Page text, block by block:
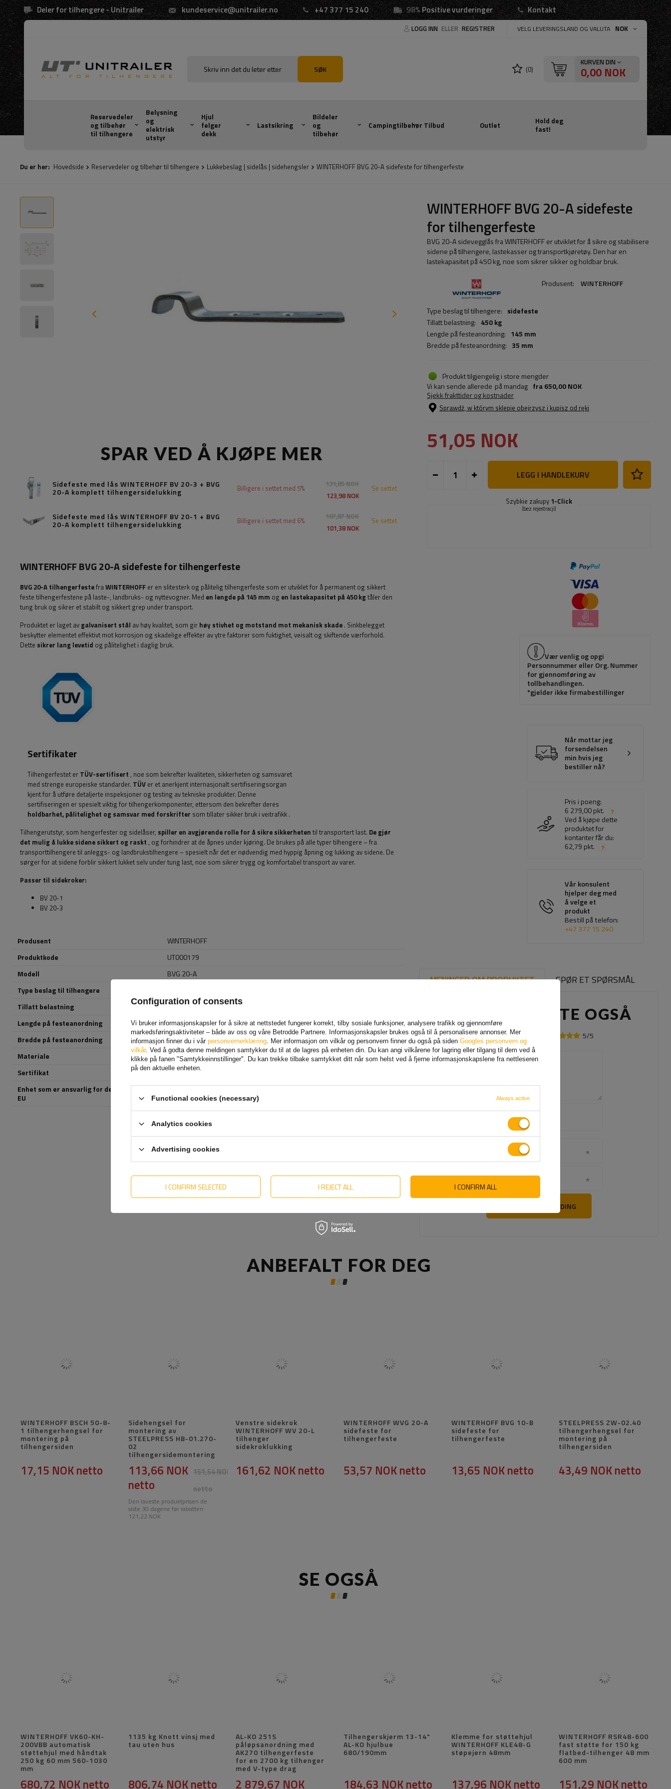
Deler for tilhengere - Unitrailer kundeservice@unitrailer.no +47 377 15 240 98%Positive vurderinger Kontakt
LOGG INN ELLER REGISTRER VELG LEVERINGSLAND OG VALUTA NOK
SØK (0)
KURVEN DIN
0,00 NOK
Reservedeler
og tilbehør
til tilhengere
Belysning
og
elektrisk
utstyr
Hjul
felger
dekk
Lastsikring
Bildeler
og
tilbehør
Campingtilbehør Tilbud Outlet
Hold deg
fast!
Du er her: Hovedside Reservedeler og tilbehør til tilhengere Lukkebeslag | sidelås | sidehengsler WINTERHOFF BVG 20-A sidefeste for tilhengerfeste
WINTERHOFF BVG 20-A sidefeste
for tilhengerfeste
BVG 20-A sidevegglås fra WINTERHOFF er utviklet for å sikre og stabilisere
sidene på tilhengere, lastekasser og transportkjøretøy. Den har en
lastekapasitet på 450 kg, noe som sikrer sikker og holdbar bruk.
Produsent: WINTERHOFF
Type beslag til tilhengere: sidefeste
Tillatt belastning: 450 kg
Lengde på festeanordning: 145 mm
Bredde på festeanordning: 35 mm
Produkt tilgjengelig i store mengder
Vi kan sende allerede på mandag fra650,00 NOK
Sjekk frakttider og kostnader
Sprawdź, w którym sklepie obejrzysz i kupisz od ręki
51,05 NOK
LEGG I HANDLEKURV
Szybkie zakupy 1-Click
(bez rejestracji)
Vær venlig og opgi
Personnummer eller Org. Nummer
for gjennomføring av
tollbehandlingen.
*gjelder ikke firmabestillinger
Når mottar jeg
forsendelsen
min hvis jeg
bestiller nå?
Pris i poeng:
6 279,00 pkt.
Ved å kjøpe dette
produktet for
kontanter får du:
62,79 pkt.
Vår konsulent
hjelper deg med
å velge et
produkt
Bestill på telefon:
+47 377 15 240
MENINGER OM PRODUKTET SPØR ET SPØRSMÅL
ANDRE KJØPTE OGSÅ
Din mening: 5/5
Innholdet i din mening
produktbilde:
Navnet ditt
Din epost
SEND TILBAKEMELDING
SPAR VED Å KJØPE MER
Sidefeste med lås WINTERHOFF BV 20-3 + BVG
20-A komplett tilhengersidelukking
131,85 NOK
123,98 NOK
Billigere i settet med 5% Se settet
Sidefeste med lås WINTERHOFF BV 20-1 + BVG
20-A komplett tilhengersidelukking
107,87 NOK
101,38 NOK
Billigere i settet med 6% Se settet
WINTERHOFF BVG 20-A sidefeste for tilhengerfeste
BVG 20-A tilhengerfestefraWINTERHOFF er en slitesterk og pålitelig tilhengerfeste som er utviklet for å permanent og sikkert
feste tilhengerfestene på laste-, landbruks- og nyttevogner. Med en lengde på 145 mm og en lastekapasitet på 450 kg tåler den
tung bruk og sikrer et stabilt og sikkert grep under transport.
Produktet er laget av galvanisert stål av høy kvalitet, som gir høy stivhet og motstand mot mekanisk skade . Sinkbelegget
beskytter elementet effektivt mot korrosjon og skadelige effekter av ytre faktorer som fuktighet, veisalt og skiftende værforhold.
Dette sikrer lang levetid og pålitelighet i daglig bruk.
Sertifikater
Tilhengerfestet er TÜV-sertifisert , noe som bekrefter kvaliteten, sikkerheten og samsvaret
med strenge europeiske standarder. TÜV er et anerkjent internasjonalt sertifiseringsorgan
kjent for å utføre detaljerte inspeksjoner og testing av tekniske produkter. Denne
sertifiseringen er spesielt viktig for tilhengerkomponenter, ettersom den bekrefter deres
holdbarhet, pålitelighet og samsvar med forskrifter som tillater sikker bruk i veitrafikk .
Tilhengerutstyr, som hengerfester og sidelåser, spiller en avgjørende rolle for å sikre sikkerheten til transportert last. De gjør
det mulig å lukke sidene sikkert og raskt , og forhindrer at de åpnes under kjøring. De brukes på alle typer tilhengere – fra
transporttilhengere til anleggs- og landbrukstilhengere – spesielt når det er nødvendig med hyppig åpning og lukking av sidene. De
sørger for at sidene forblir sikkert lukket selv under tung last, noe som sikrer trygg og komfortabel transport av varer.
Passer til sidekroker:
BV 20-1
BV 20-3
Produsent
WINTERHOFF
Produktkode
UT000179
Modell
BVG 20-A
Type beslag til tilhengere
Tillatt belastning
450 kg
Lengde på festeanordning
145 mm
Bredde på festeanordning
35 mm
Materiale
metall
Sertifikat
TÜV
Enhet som er ansvarlig for dette produktet i
EU
AL-KO Technology Polska Sp. z o. o. Mer
ANBEFALT FOR DEG
WINTERHOFF BSCH 50-8-
1 tilhengerhengsel for
montering på
tilhengersiden
17,15 NOKnetto
Sidehengsel for
montering av
STEELPRESS HB-01.270-
02
tilhengersidemontering
151,54 NOK
netto
113,66 NOK
netto
Den laveste produktprisen de
siste 30 dagene før rabatten:
121,22 NOK
Venstre sidekrok
WINTERHOFF WV 20-L
tilhenger
sidekroklukking
161,62 NOKnetto
WINTERHOFF WVG 20-A
sidefeste for
tilhengerfeste
53,57 NOKnetto
WINTERHOFF BVG 10-B
sidefeste for
tilhengerfeste
13,65 NOKnetto
STEELPRESS ZW-02.40
tilhengerhengsel for
montering på
tilhengersiden
43,49 NOKnetto
SE OGSÅ
WINTERHOFF VK60-KH-
200VBB automatisk
støttehjul med håndtak
250 kg 60 mm 560-1030
mm
680,72 NOKnetto
1135 kg Knott vinsj med
tau uten hus
806,74 NOKnetto
AL-KO 251S
påløpsanordning med
AK270 tilhengerfeste
for en 2700 kg tilhenger
med V-type drag
2 879,67 NOK
Tilhengerskjerm 13-14"
AL-KO hjulbue
680/190mm
184,63 NOKnetto
Klemme for støttehjul
WINTERHOFF KLE48-G
støpejern 48mm
137,96 NOKnetto
WINTERHOFF RSR48-600
fast støtte for 150 kg
flatbed-tilhenger 48 mm
600 mm
151,29 NOKnetto
Configuration of consents
Vi bruker informasjonskapsler for å sikre at nettstedet fungerer korrekt, tilby sosiale funksjoner, analysere trafikk og gjennomføre
markedsføringsaktiviteter – både av oss og våre Betrodde Partnere. Informasjonskapsler brukes også til å personalisere annonser. Mer
informasjon finner du i vår personvernerklæring. Mer informasjon om vilkår og personvern finner du også på siden Googles personvern og
vilkår. Ved å godta denne meldingen samtykker du til at de lagres på enheten din. Du kan angi vilkårene for lagring eller tilgang til dem ved å
klikke på fanen "Samtykkeinnstillinger". Du kan trekke tilbake samtykket ditt når som helst ved å fjerne informasjonskapslene fra nettleseren
på den aktuelle enheten.
Functional cookies (necessary) Always active
Analytics cookies
Advertising cookies
I CONFIRM SELECTED I REJECT ALL I CONFIRM ALL